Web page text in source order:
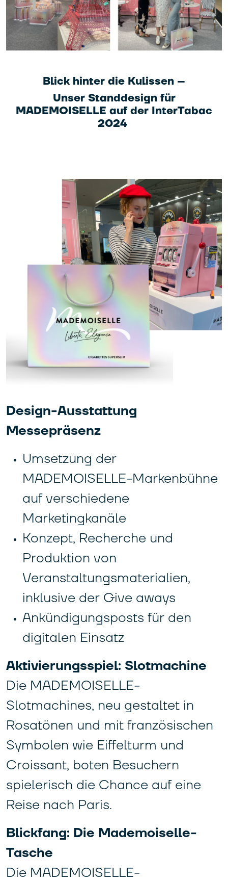
Blick hinter die Kulissen –
Unser Standdesign für
MADEMOISELLE auf der InterTabac
2024
Design-Ausstattung
Messepräsenz
Umsetzung der
MADEMOISELLE-Markenbühne
auf verschiedene
Marketingkanäle
Konzept, Recherche und
Produktion von
Veranstaltungsmaterialien,
inklusive der Give aways
Ankündigungsposts für den
digitalen Einsatz
Aktivierungsspiel: Slotmachine
Die MADEMOISELLE-
Slotmachines, neu gestaltet in
Rosatönen und mit französischen
Symbolen wie Eiffelturm und
Croissant, boten Besuchern
spielerisch die Chance auf eine
Reise nach Paris.
Blickfang: Die Mademoiselle-
Tasche
Die MADEMOISELLE-